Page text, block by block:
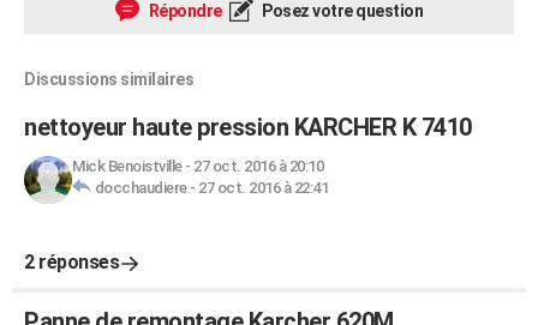
Répondre Posez votre question
Discussions similaires
nettoyeur haute pression KARCHER K 7410
Mick Benoistville- 27 oct. 2016 à 20:10
docchaudiere- 27 oct. 2016 à 22:41
2 réponses